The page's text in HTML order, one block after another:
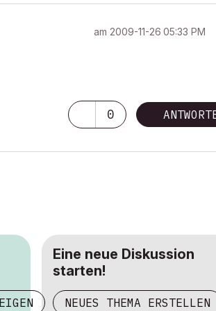
am ‎2009-11-26 05:33 PM
0
Eine neue Diskussion
starten!
NEUES THEMA ERSTELLEN